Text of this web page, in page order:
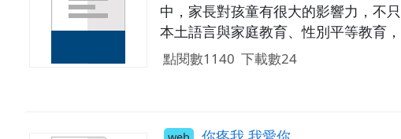
中，家長對孩童有很大的影響力，不
本土語言與家庭教育、性別平等教育
能肯定家庭教育的價值，願意建立正
點閱數1140 下載數24
你疼我 我愛你